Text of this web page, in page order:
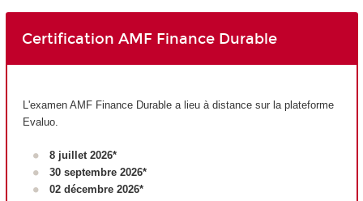
Certification AMF Finance Durable
L'examen AMF Finance Durable a lieu à distance sur la plateforme
Evaluo.
8 juillet 2026*
30 septembre 2026*
02 décembre 2026*